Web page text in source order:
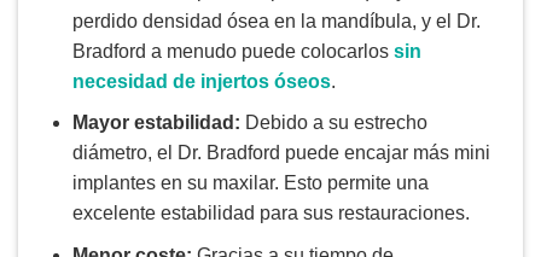
perdido densidad ósea en la mandíbula, y el Dr.
Bradford a menudo puede colocarlos sin
necesidad de injertos óseos.
Mayor estabilidad: Debido a su estrecho
diámetro, el Dr. Bradford puede encajar más mini
implantes en su maxilar. Esto permite una
excelente estabilidad para sus restauraciones.